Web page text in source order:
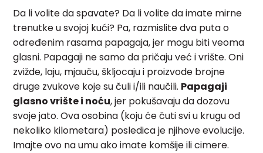
Da li volite da spavate? Da li volite da imate mirne
trenutke u svojoj kući? Pa, razmislite dva puta o
određenim rasama papagaja, jer mogu biti veoma
glasni. Papagaji ne samo da pričaju već i vrište. Oni
zvižde, laju, mjauču, škljocaju i proizvode brojne
druge zvukove koje su čuli i/ili naučili. Papagaji
glasno vrište i noću, jer pokušavaju da dozovu
svoje jato. Ova osobina (koju će čuti svi u krugu od
nekoliko kilometara) posledica je njihove evolucije.
Imajte ovo na umu ako imate komšije ili cimere.